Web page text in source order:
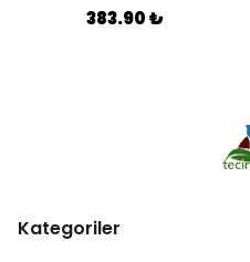
383.90 ₺
Kategoriler